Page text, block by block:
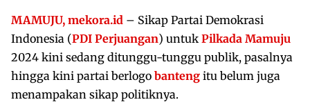
MAMUJU, mekora.id – Sikap Partai Demokrasi
Indonesia (PDI Perjuangan) untuk Pilkada Mamuju
2024 kini sedang ditunggu-tunggu publik, pasalnya
hingga kini partai berlogo banteng itu belum juga
menampakan sikap politiknya.